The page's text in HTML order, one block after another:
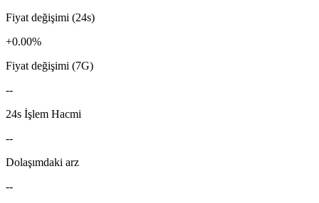
Fiyat değişimi (24s)
+0.00%
Fiyat değişimi (7G)
--
24s İşlem Hacmi
--
Dolaşımdaki arz
--